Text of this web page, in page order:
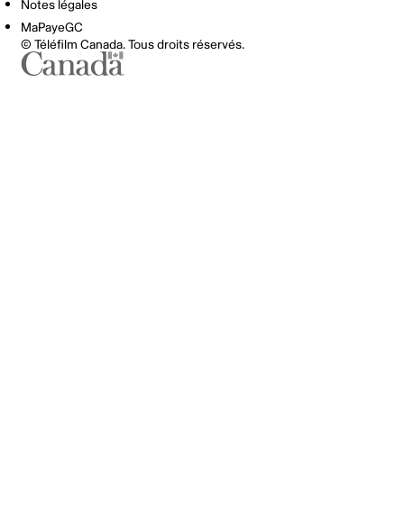
Notes légales
MaPayeGC
© Téléfilm Canada. Tous droits réservés.